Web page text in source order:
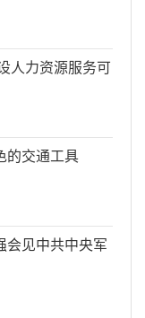
人力资源服务可
的交通工具
会见中共中央军